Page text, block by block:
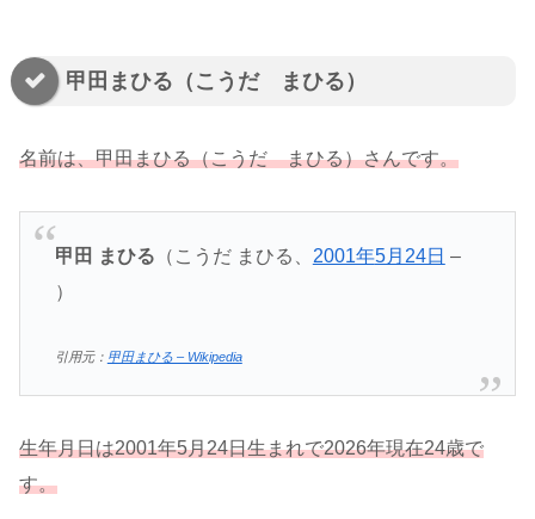
甲田まひる（こうだ まひる）
名前は、甲田まひる（こうだ まひる）さんです。
甲田 まひる （こうだ まひる、 2001年5月24日 –
）
引用元： 甲田まひる – Wikipedia
生年月日は2001年5月24日生まれで2026年現在24歳で
す。